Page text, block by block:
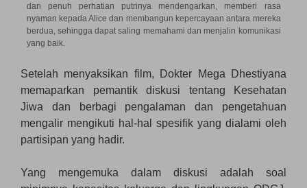
dan penuh perhatian putrinya mendengarkan, memberi rasa
nyaman kepada Alice dan membangun kepercayaan antara mereka
berdua, sehingga dapat saling memahami dan menjalin komunikasi
yang baik.
Setelah menyaksikan film, Dokter Mega Dhestiyana
memaparkan pemantik diskusi tentang Kesehatan
Jiwa dan berbagi pengalaman dan pengetahuan
mengalir mengikuti hal-hal spesifik yang dialami oleh
partisipan yang hadir.
Yang mengemuka dalam diskusi adalah soal